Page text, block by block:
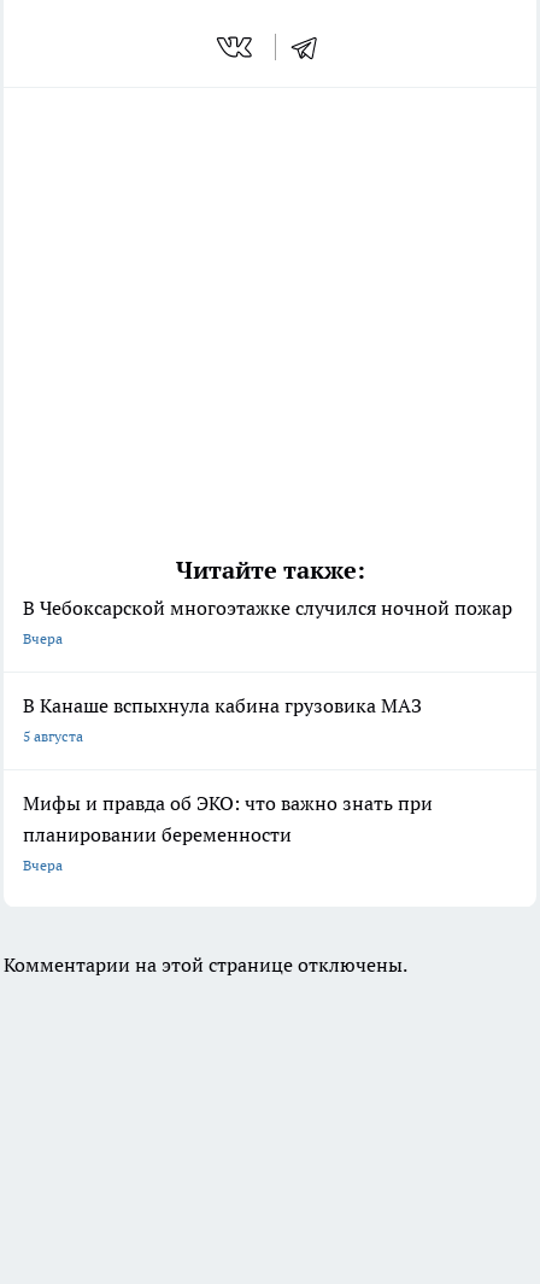
Читайте также:
В Чебоксарской многоэтажке случился ночной пожар
Вчера
В Канаше вспыхнула кабина грузовика МАЗ
5 августа
Мифы и правда об ЭКО: что важно знать при
планировании беременности
Вчера
Комментарии на этой странице отключены.